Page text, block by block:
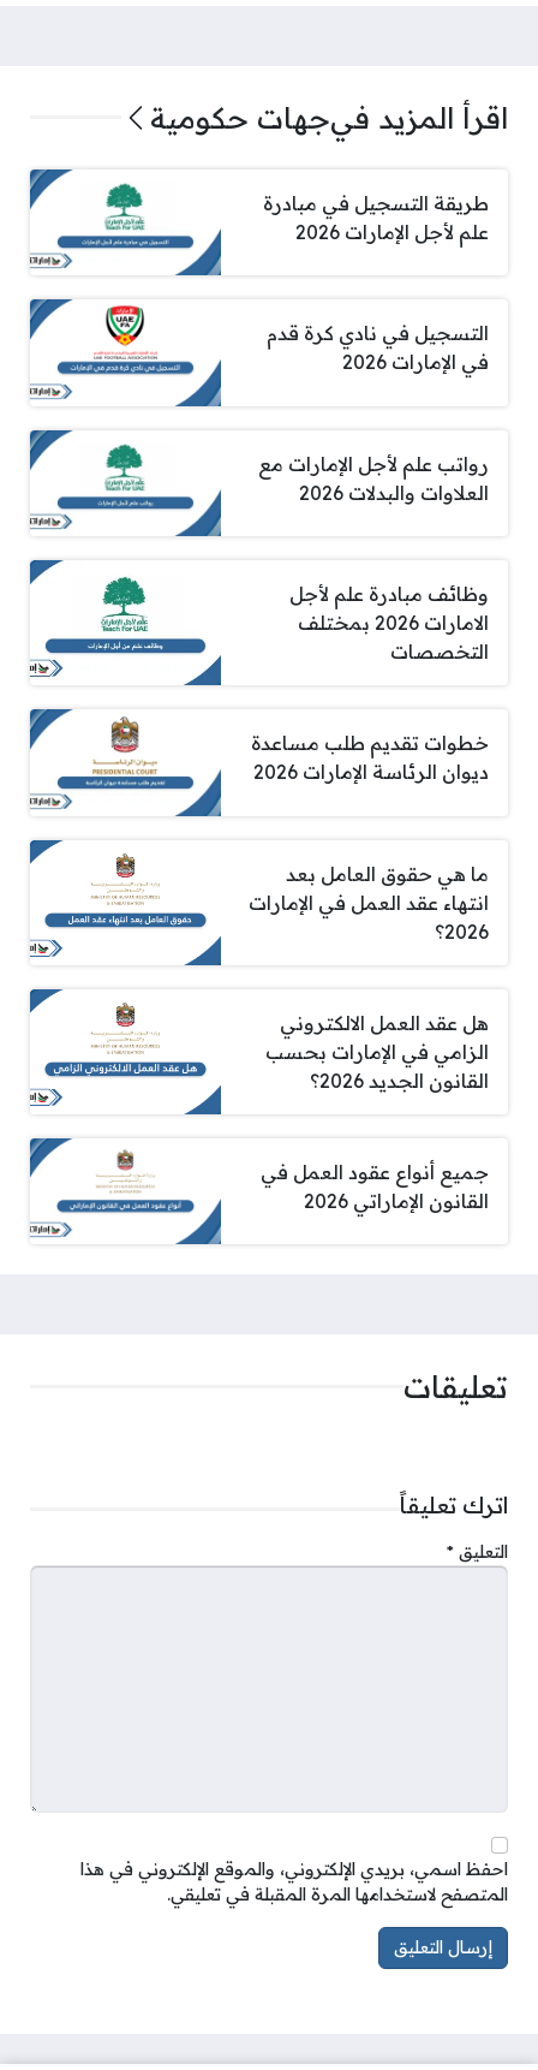
اقرأ المزيد فيجهات حكومية
طريقة التسجيل في مبادرة
علم لأجل الإمارات 2026
التسجيل في نادي كرة قدم
في الإمارات 2026
رواتب علم لأجل الإمارات مع
العلاوات والبدلات 2026
وظائف مبادرة علم لأجل
الامارات 2026 بمختلف
التخصصات
خطوات تقديم طلب مساعدة
ديوان الرئاسة الإمارات 2026
ما هي حقوق العامل بعد
انتهاء عقد العمل في الإمارات
2026؟
هل عقد العمل الالكتروني
الزامي في الإمارات بحسب
القانون الجديد 2026؟
جميع أنواع عقود العمل في
القانون الإماراتي 2026
تعليقات
اترك تعليقاً
التعليق *
احفظ اسمي، بريدي الإلكتروني، والموقع الإلكتروني في هذا
المتصفح لاستخدامها المرة المقبلة في تعليقي.